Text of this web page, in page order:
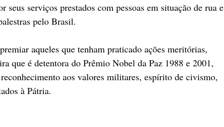
serviços prestados com pessoas em situação de rua e
pelo Brasil.
aqueles que tenham praticado ações meritórias,
que é detentora do Prêmio Nobel da Paz 1988 e 2001,
aos valores militares, espírito de civismo,
à Pátria.